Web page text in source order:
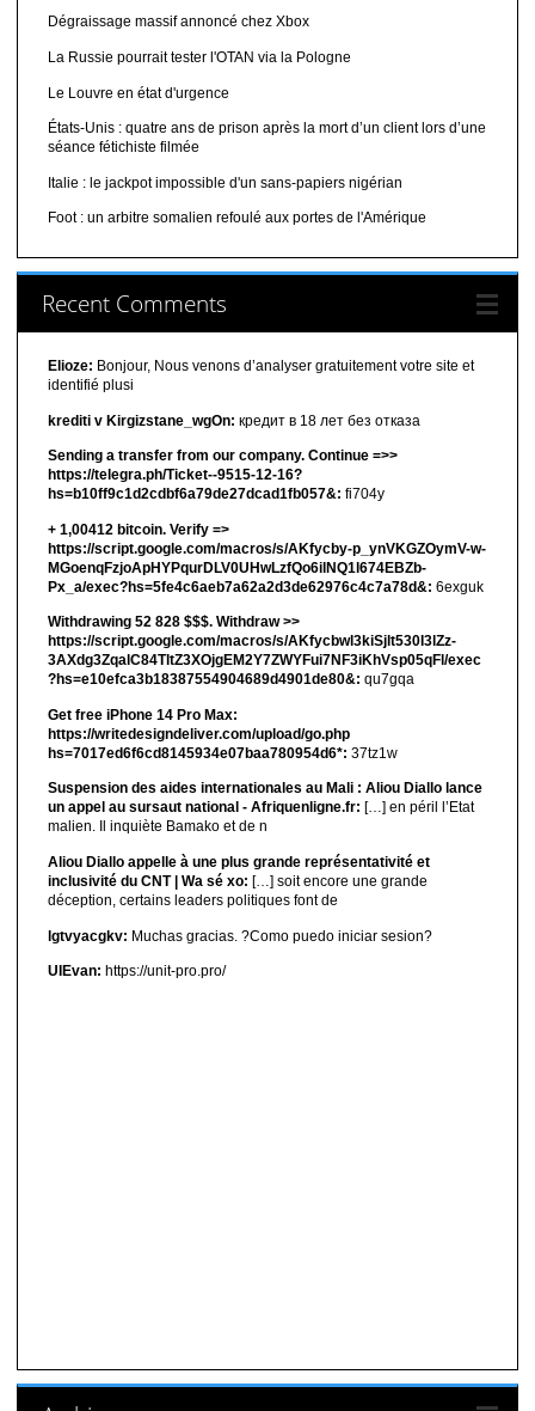
Dégraissage massif annoncé chez Xbox
La Russie pourrait tester l'OTAN via la Pologne
Le Louvre en état d'urgence
États-Unis : quatre ans de prison après la mort d’un client lors d’une
séance fétichiste filmée
Italie : le jackpot impossible d'un sans-papiers nigérian
Foot : un arbitre somalien refoulé aux portes de l'Amérique
Recent Comments
Elioze: Bonjour, Nous venons d’analyser gratuitement votre site et
identifié plusi
krediti v Kirgizstane_wgOn: кредит в 18 лет без отказа
Sending a transfer from our company. Continue =>>
https://telegra.ph/Ticket--9515-12-16?
hs=b10ff9c1d2cdbf6a79de27dcad1fb057&: fi704y
+ 1,00412 bitсоin. Verify =>
https://script.google.com/macros/s/AKfycby-p_ynVKGZOymV-w-
MGoenqFzjoApHYPqurDLV0UHwLzfQo6ilNQ1l674EBZb-
Px_a/exec?hs=5fe4c6aeb7a62a2d3de62976c4c7a78d&: 6exguk
Withdrawing 52 828 $$$. Withdrаw >>
https://script.google.com/macros/s/AKfycbwl3kiSjlt530I3lZz-
3AXdg3ZqalC84TltZ3XOjgEM2Y7ZWYFui7NF3iKhVsp05qFl/exec
?hs=e10efca3b18387554904689d4901de80&: qu7gqa
Get free iPhone 14 Pro Max:
https://writedesigndeliver.com/upload/go.php
hs=7017ed6f6cd8145934e07baa780954d6*: 37tz1w
Suspension des aides internationales au Mali : Aliou Diallo lance
un appel au sursaut national - Afriquenligne.fr: […] en péril l’Etat
malien. Il inquiète Bamako et de n
Aliou Diallo appelle à une plus grande représentativité et
inclusivité du CNT | Wa sé xo: […] soit encore une grande
déception, certains leaders politiques font de
lgtvyacgkv: Muchas gracias. ?Como puedo iniciar sesion?
UIEvan: https://unit-pro.pro/